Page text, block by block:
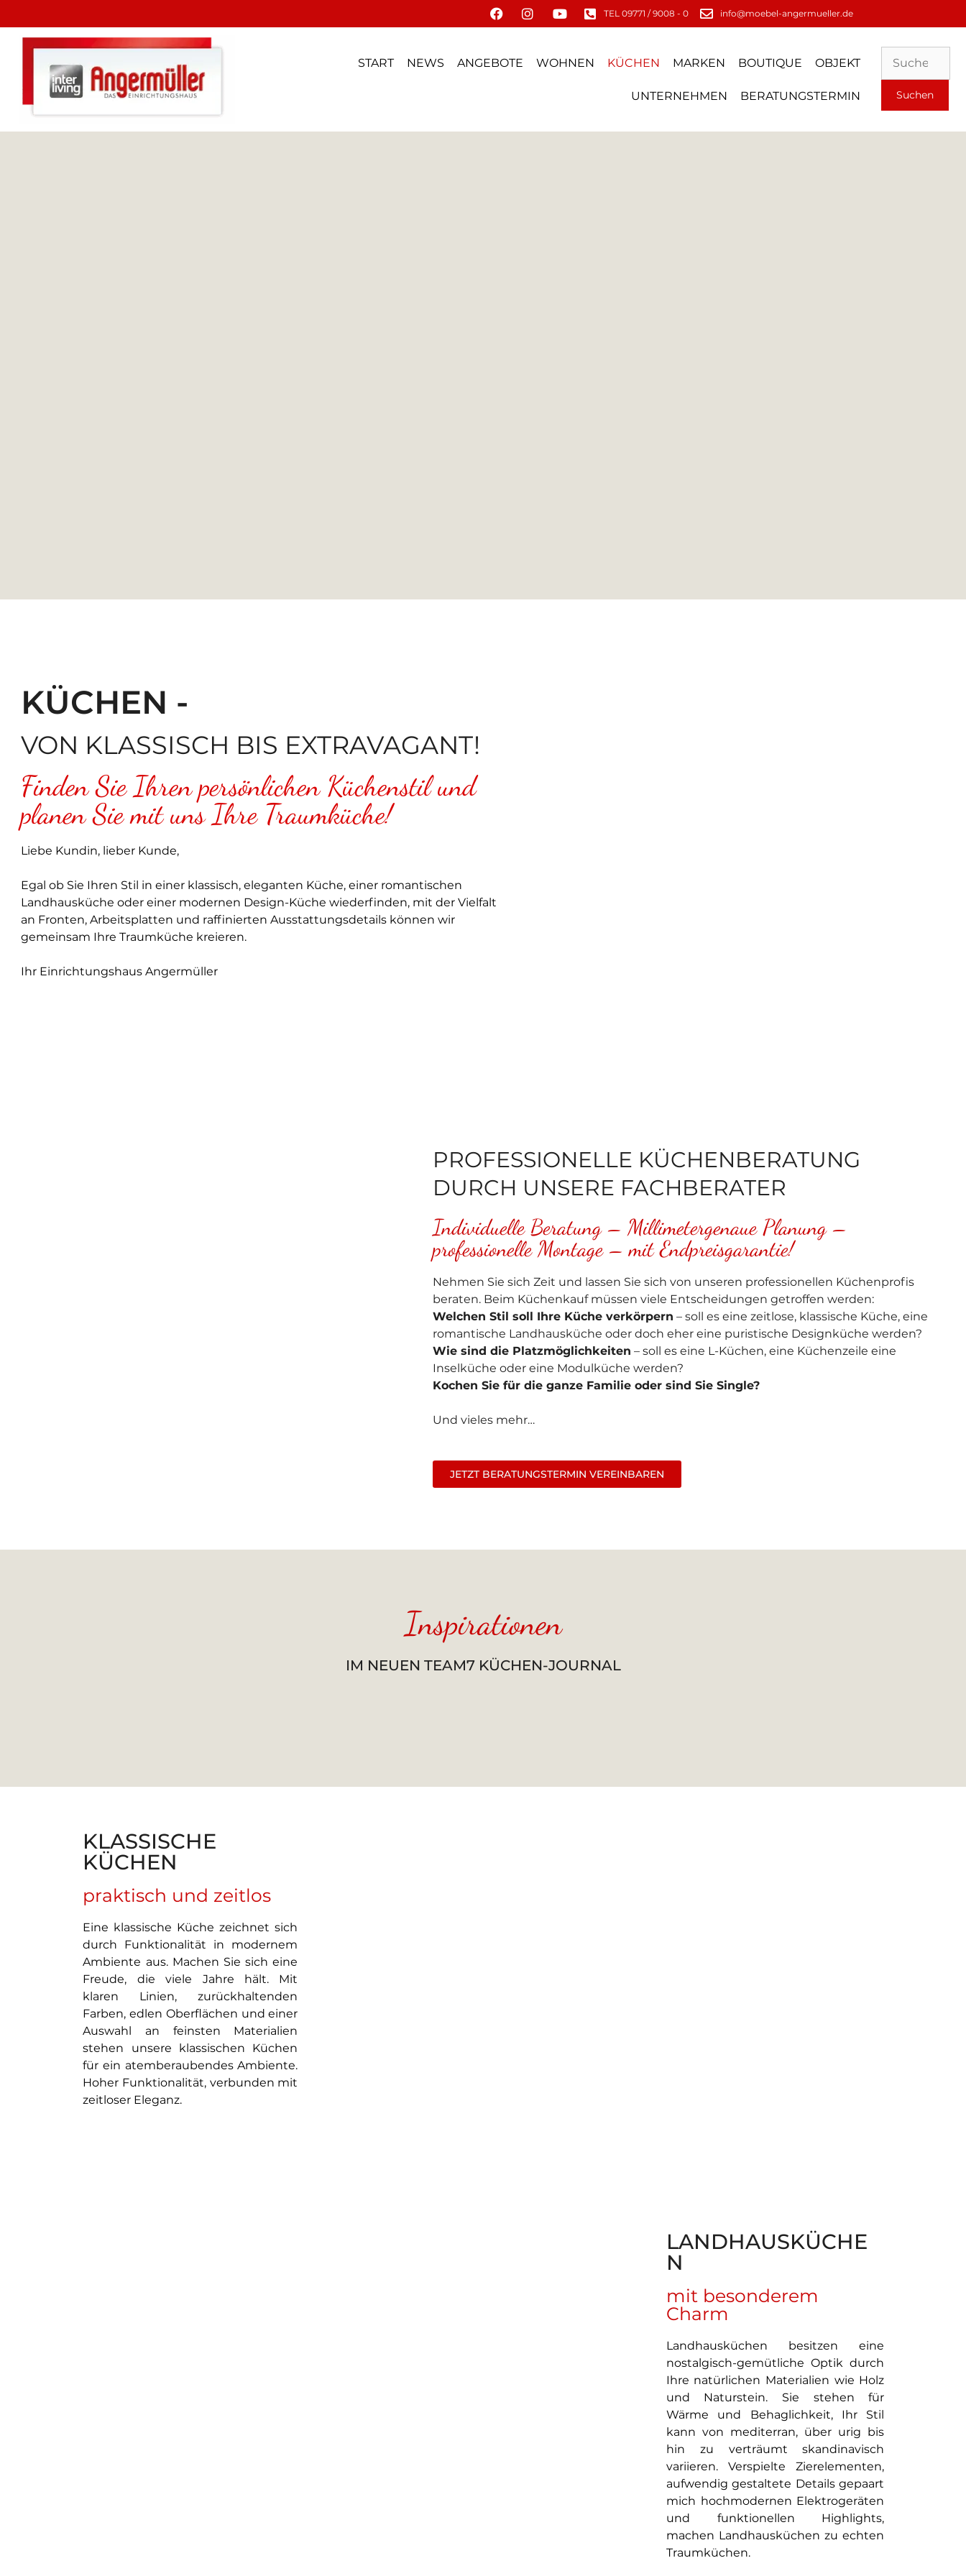
TEL 09771 / 9008 - 0 info@moebel-angermueller.de
START NEWS ANGEBOTE WOHNEN KÜCHEN MARKEN BOUTIQUE OBJEKT
UNTERNEHMEN BERATUNGSTERMIN
KÜCHEN -
VON KLASSISCH BIS EXTRAVAGANT!
Finden Sie Ihren persönlichen Küchenstil und
planen Sie mit uns Ihre Traumküche!
Liebe Kundin, lieber Kunde,
Egal ob Sie Ihren Stil in einer klassisch, eleganten Küche, einer romantischen
Landhausküche oder einer modernen Design-Küche wiederfinden, mit der Vielfalt
an Fronten, Arbeitsplatten und raffinierten Ausstattungsdetails können wir
gemeinsam Ihre Traumküche kreieren.
Ihr Einrichtungshaus Angermüller
PROFESSIONELLE KÜCHENBERATUNG
DURCH UNSERE FACHBERATER
Individuelle Beratung – Millimetergenaue Planung –
professionelle Montage – mit Endpreisgarantie!
Nehmen Sie sich Zeit und lassen Sie sich von unseren professionellen Küchenprofis
beraten. Beim Küchenkauf müssen viele Entscheidungen getroffen werden:
Welchen Stil soll Ihre Küche verkörpern – soll es eine zeitlose, klassische Küche, eine
romantische Landhausküche oder doch eher eine puristische Designküche werden?
Wie sind die Platzmöglichkeiten – soll es eine L-Küchen, eine Küchenzeile eine
Inselküche oder eine Modulküche werden?
Kochen Sie für die ganze Familie oder sind Sie Single?
Und vieles mehr…
JETZT BERATUNGSTERMIN VEREINBAREN
Inspirationen
IM NEUEN TEAM7 KÜCHEN-JOURNAL
KLASSISCHE
KÜCHEN
praktisch und zeitlos
Eine klassische Küche zeichnet sich
durch Funktionalität in modernem
Ambiente aus. Machen Sie sich eine
Freude, die viele Jahre hält. Mit
klaren Linien, zurückhaltenden
Farben, edlen Oberflächen und einer
Auswahl an feinsten Materialien
stehen unsere klassischen Küchen
für ein atemberaubendes Ambiente.
Hoher Funktionalität, verbunden mit
zeitloser Eleganz.
LANDHAUSKÜCHE
N
mit besonderem
Charm
Landhausküchen besitzen eine
nostalgisch-gemütliche Optik durch
Ihre natürlichen Materialien wie Holz
und Naturstein. Sie stehen für
Wärme und Behaglichkeit, Ihr Stil
kann von mediterran, über urig bis
hin zu verträumt skandinavisch
variieren. Verspielte Zierelementen,
aufwendig gestaltete Details gepaart
mich hochmodernen Elektrogeräten
und funktionellen Highlights,
machen Landhausküchen zu echten
Traumküchen.